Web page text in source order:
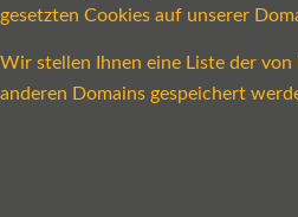
gesetzten Cookies auf unserer
Wir stellen Ihnen eine Liste der
anderen Domains gespeichert